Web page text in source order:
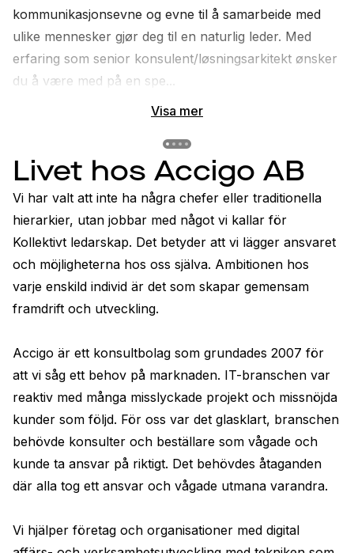
kommunikasjonsevne og evne til å samarbeide med
ulike mennesker gjør deg til en naturlig leder. Med
erfaring som senior konsulent/løsningsarkitekt ønsker
du å være med på en spe...
Visa mer
Livet hos Accigo AB
Vi har valt att inte ha några chefer eller traditionella
hierarkier, utan jobbar med något vi kallar för
Kollektivt ledarskap. Det betyder att vi lägger ansvaret
och möjligheterna hos oss själva. Ambitionen hos
varje enskild individ är det som skapar gemensam
framdrift och utveckling.
Accigo är ett konsultbolag som grundades 2007 för
att vi såg ett behov på marknaden. IT-branschen var
reaktiv med många misslyckade projekt och missnöjda
kunder som följd. För oss var det glasklart, branschen
behövde konsulter och beställare som vågade och
kunde ta ansvar på riktigt. Det behövdes åtaganden
där alla tog ett ansvar och vågade utmana varandra.
Vi hjälper företag och organisationer med digital